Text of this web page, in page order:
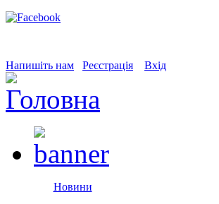
Напишіть нам Реєстрація Вхід
Новини